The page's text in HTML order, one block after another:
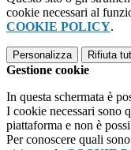
cookie necessari al
COOKIE POLICY.
Personalizza Rifiuta
Gestione cookie
In questa schermata è
I cookie necessari sono
piattaforma e non è
Per conoscere quali